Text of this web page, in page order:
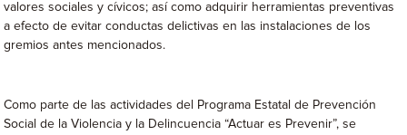
valores sociales y cívicos; así como adquirir herramientas preventivas
a efecto de evitar conductas delictivas en las instalaciones de los
gremios antes mencionados.
Como parte de las actividades del Programa Estatal de Prevención
Social de la Violencia y la Delincuencia “Actuar es Prevenir”, se